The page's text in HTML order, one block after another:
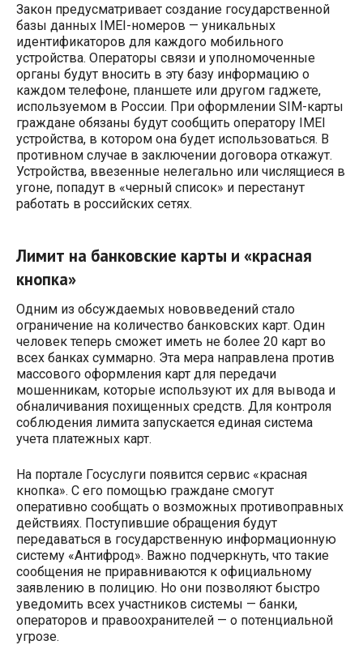
Закон предусматривает создание государственной
базы данных IMEI-номеров — уникальных
идентификаторов для каждого мобильного
устройства. Операторы связи и уполномоченные
органы будут вносить в эту базу информацию о
каждом телефоне, планшете или другом гаджете,
используемом в России. При оформлении SIM-карты
граждане обязаны будут сообщить оператору IMEI
устройства, в котором она будет использоваться. В
противном случае в заключении договора откажут.
Устройства, ввезенные нелегально или числящиеся в
угоне, попадут в «черный список» и перестанут
работать в российских сетях.
Лимит на банковские карты и «красная
кнопка»
Одним из обсуждаемых нововведений стало
ограничение на количество банковских карт. Один
человек теперь сможет иметь не более 20 карт во
всех банках суммарно. Эта мера направлена против
массового оформления карт для передачи
мошенникам, которые используют их для вывода и
обналичивания похищенных средств. Для контроля
соблюдения лимита запускается единая система
учета платежных карт.
На портале Госуслуги появится сервис «красная
кнопка». С его помощью граждане смогут
оперативно сообщать о возможных противоправных
действиях. Поступившие обращения будут
передаваться в государственную информационную
систему «Антифрод». Важно подчеркнуть, что такие
сообщения не приравниваются к официальному
заявлению в полицию. Но они позволяют быстро
уведомить всех участников системы — банки,
операторов и правоохранителей — о потенциальной
угрозе.